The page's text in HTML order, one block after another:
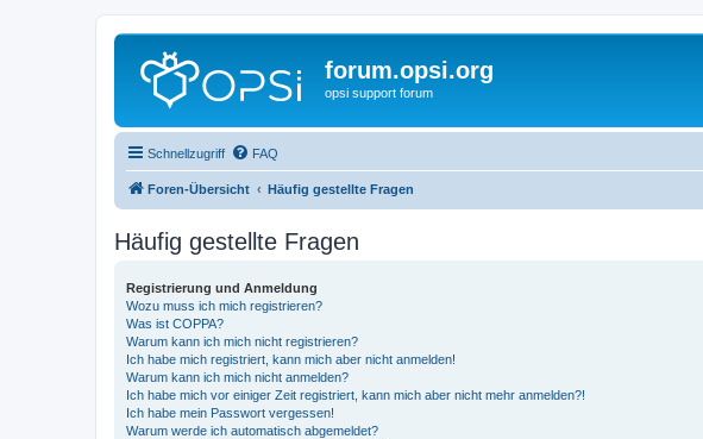
forum.opsi.org
opsi support forum
Schnellzugriff FAQ
Foren-Übersicht Häufig gestellte Fragen
Häufig gestellte Fragen
Registrierung und Anmeldung
Wozu muss ich mich registrieren?
Was ist COPPA?
Warum kann ich mich nicht registrieren?
Ich habe mich registriert, kann mich aber nicht anmelden!
Warum kann ich mich nicht anmelden?
Ich habe mich vor einiger Zeit registriert, kann mich aber nicht mehr anmelden?!
Ich habe mein Passwort vergessen!
Warum werde ich automatisch abgemeldet?